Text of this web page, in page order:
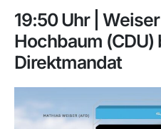
19:50 Uhr |
Hochbaum (CDU)
Direktmandat